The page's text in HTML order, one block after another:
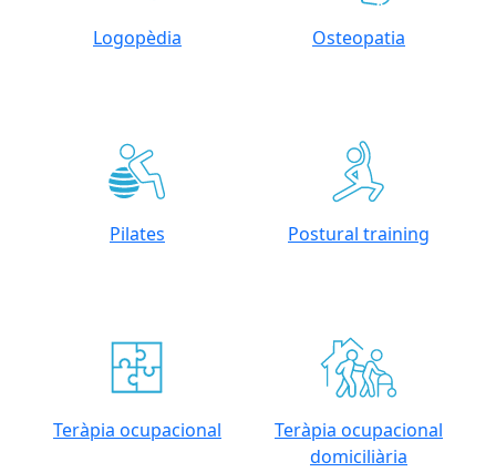
Logopèdia Osteopatia
Pilates Postural training
Teràpia ocupacional
Teràpia ocupacional
domiciliària